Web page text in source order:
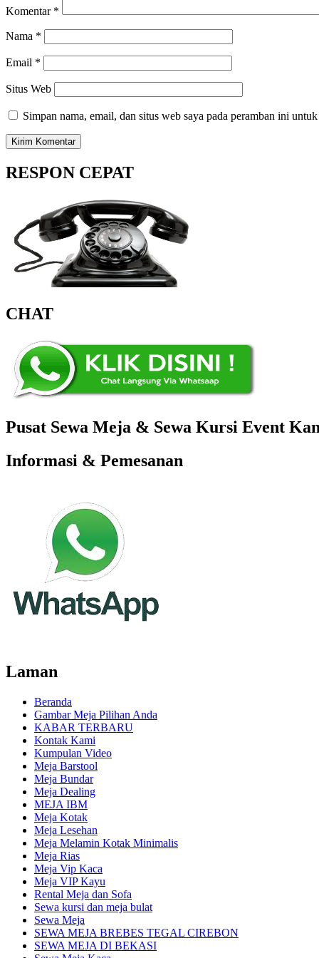
Komentar *
Nama *
Email *
Situs Web
Simpan nama, email, dan situs web saya pada peramban ini
RESPON CEPAT
CHAT
Pusat Sewa Meja & Sewa Kursi Event
Informasi & Pemesanan
Laman
Beranda
Gambar Meja Pilihan Anda
KABAR TERBARU
Kontak Kami
Kumpulan Video
Meja Barstool
Meja Bundar
Meja Dealing
MEJA IBM
Meja Kotak
Meja Lesehan
Meja Melamin Kotak Minimalis
Meja Rias
Meja Vip Kaca
Meja VIP Kayu
Rental Meja dan Sofa
Sewa kursi dan meja bulat
Sewa Meja
SEWA MEJA BREBES TEGAL CIREBON
SEWA MEJA DI BEKASI